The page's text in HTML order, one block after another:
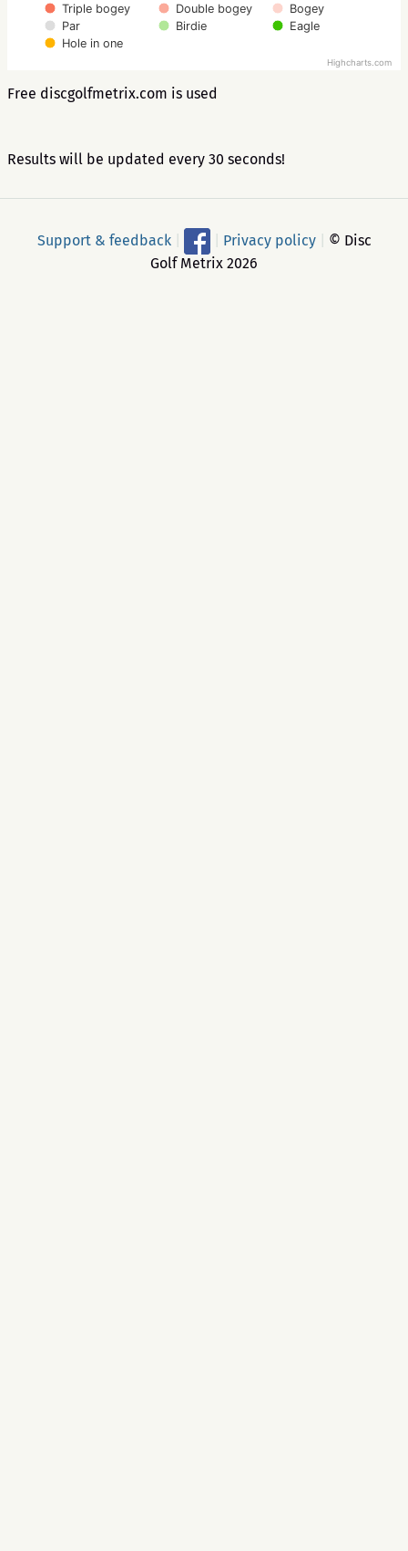
Triple bogey Double bogey
Bogey
Par
Birdie
Eagle
Hole in one
Highcharts.com
Free discgolfmetrix.com is used
Results will be updated every 30 seconds!
Support & feedback Privacy policy
© Disc
Golf Metrix 2026